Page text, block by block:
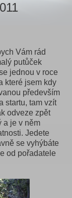
Vám rád
putůček
jednou v roce
které jsem kdy
především
startu, tam vzít
odveze zpět
a je v něm
Jedete
se vyhýbáte
od pořadatele